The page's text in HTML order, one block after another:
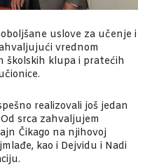
uslove za učenje i
vrednom
školskih klupa i pratećih
realizovali još jedan
srca zahvaljujem
Čikago na njihovoj
kao i Dejvidu i Nadi